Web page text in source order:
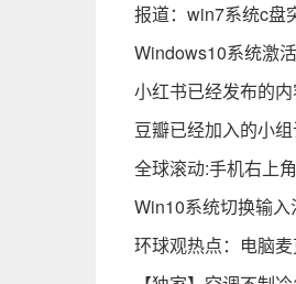
报道：win7系统c盘
Windows10系统激
小红书已经发布的
豆瓣已经加入的小
全球滚动:手机右上
Win10系统切换输
环球观热点：电脑